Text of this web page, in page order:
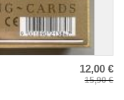
12,00 €
15,90 €